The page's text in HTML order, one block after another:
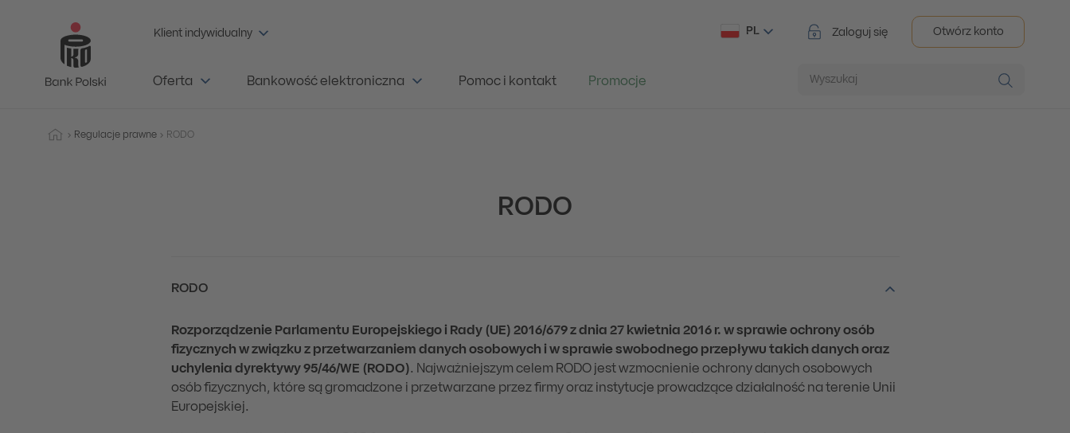
Klient indywidualny
Oferta Bankowość elektroniczna Pomoc i kontakt Promocje
PL Zaloguj się Otwórz konto
Wyszukaj
Regulacje prawne RODO
RODO
RODO
Rozporządzenie Parlamentu Europejskiego i Rady (UE) 2016/679 z dnia 27 kwietnia 2016 r. w sprawie ochrony osób
fizycznych w związku z przetwarzaniem danych osobowych i w sprawie swobodnego przepływu takich danych oraz
uchylenia dyrektywy 95/46/WE (RODO). Najważniejszym celem RODO jest wzmocnienie ochrony danych osobowych
osób fizycznych, które są gromadzone i przetwarzane przez firmy oraz instytucje prowadzące działalność na terenie Unii
Europejskiej.